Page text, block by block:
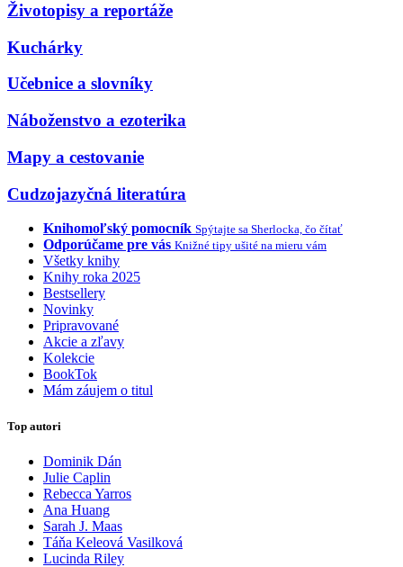
Životopisy a reportáže
Kuchárky
Učebnice a slovníky
Náboženstvo a ezoterika
Mapy a cestovanie
Cudzojazyčná literatúra
Knihomoľský pomocník Spýtajte sa Sherlocka, čo čítať
Odporúčame pre vás Knižné tipy ušité na mieru vám
Všetky knihy
Knihy roka 2025
Bestsellery
Novinky
Pripravované
Akcie a zľavy
Kolekcie
BookTok
Mám záujem o titul
Top autori
Dominik Dán
Julie Caplin
Rebecca Yarros
Ana Huang
Sarah J. Maas
Táňa Keleová Vasilková
Lucinda Riley